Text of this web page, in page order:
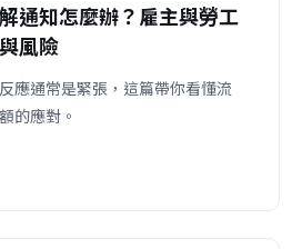
通知怎麼辦？雇主與勞工
風險
應通常是緊張，這篇帶你看懂流
的應對。